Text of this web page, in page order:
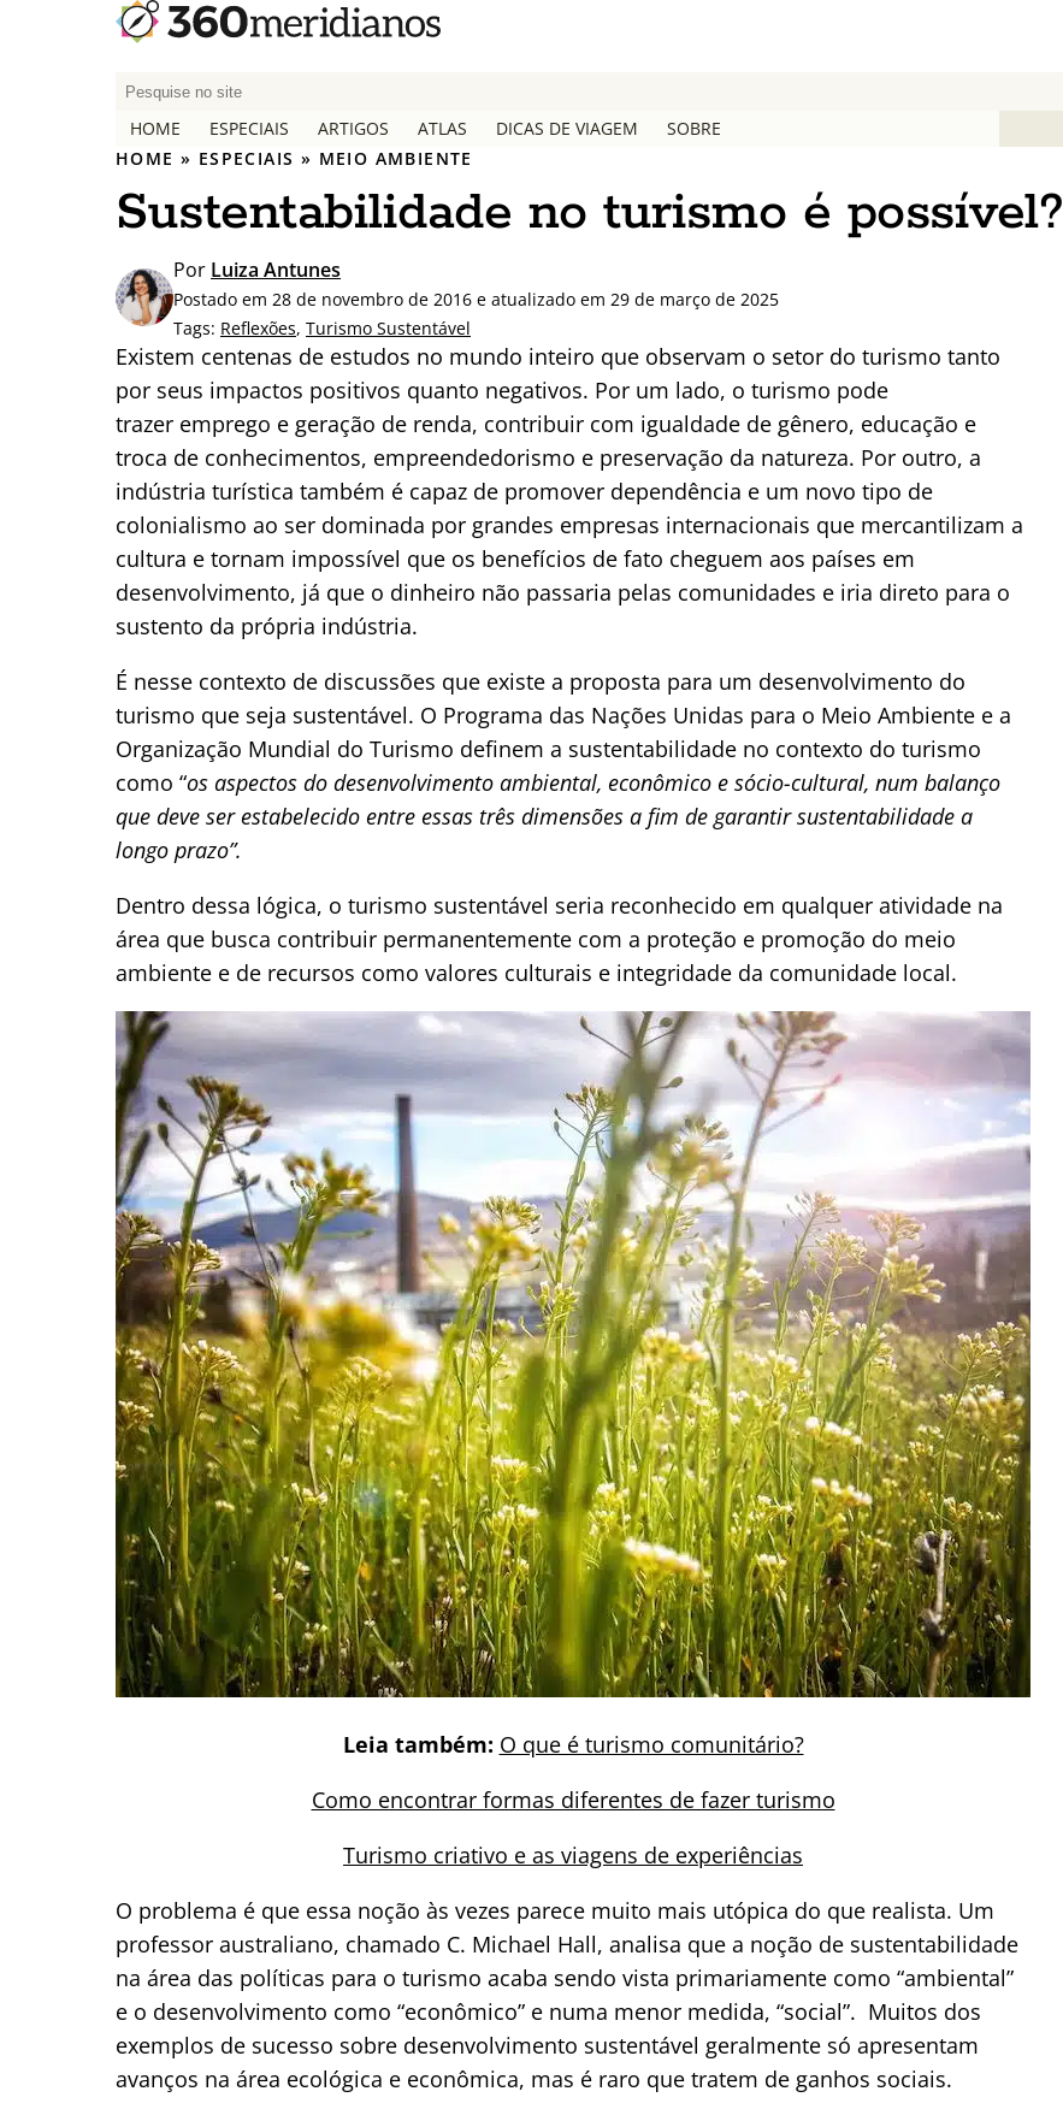
P
q
u
i
a
r
p
o
r
:
HOME ESPECIAIS ARTIGOS ATLAS DICAS DE VIAGEM SOBRE
HOME » ESPECIAIS » MEIO AMBIENTE
Sustentabilidade no turismo é possível?
Por Luiza Antunes
Postado em 28 de novembro de 2016 e atualizado em 29 de março de 2025
Tags: Reflexões, Turismo Sustentável
Existem centenas de estudos no mundo inteiro que observam o setor do turismo tanto
por seus impactos positivos quanto negativos. Por um lado, o turismo pode
trazer emprego e geração de renda, contribuir com igualdade de gênero, educação e
troca de conhecimentos, empreendedorismo e preservação da natureza. Por outro, a
indústria turística também é capaz de promover dependência e um novo tipo de
colonialismo ao ser dominada por grandes empresas internacionais que mercantilizam a
cultura e tornam impossível que os benefícios de fato cheguem aos países em
desenvolvimento, já que o dinheiro não passaria pelas comunidades e iria direto para o
sustento da própria indústria.
É nesse contexto de discussões que existe a proposta para um desenvolvimento do
turismo que seja sustentável. O Programa das Nações Unidas para o Meio Ambiente e a
Organização Mundial do Turismo definem a sustentabilidade no contexto do turismo
como “os aspectos do desenvolvimento ambiental, econômico e sócio-cultural, num balanço
que deve ser estabelecido entre essas três dimensões a fim de garantir sustentabilidade a
longo prazo”.
Dentro dessa lógica, o turismo sustentável seria reconhecido em qualquer atividade na
área que busca contribuir permanentemente com a proteção e promoção do meio
ambiente e de recursos como valores culturais e integridade da comunidade local.
Leia também: O que é turismo comunitário?
Como encontrar formas diferentes de fazer turismo
Turismo criativo e as viagens de experiências
O problema é que essa noção às vezes parece muito mais utópica do que realista. Um
professor australiano, chamado C. Michael Hall, analisa que a noção de sustentabilidade
na área das políticas para o turismo acaba sendo vista primariamente como “ambiental”
e o desenvolvimento como “econômico” e numa menor medida, “social”. Muitos dos
exemplos de sucesso sobre desenvolvimento sustentável geralmente só apresentam
avanços na área ecológica e econômica, mas é raro que tratem de ganhos sociais.